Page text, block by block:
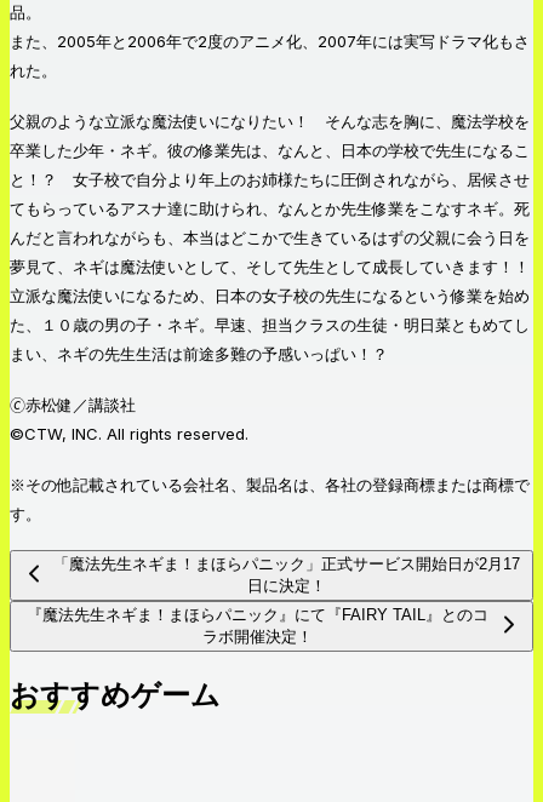
品。
また、2005年と2006年で2度のアニメ化、2007年には実写ドラマ化もさ
れた。
父親のような立派な魔法使いになりたい！ そんな志を胸に、魔法学校を
卒業した少年・ネギ。彼の修業先は、なんと、日本の学校で先生になるこ
と！？ 女子校で自分より年上のお姉様たちに圧倒されながら、居候させ
てもらっているアスナ達に助けられ、なんとか先生修業をこなすネギ。死
んだと言われながらも、本当はどこかで生きているはずの父親に会う日を
夢見て、ネギは魔法使いとして、そして先生として成長していきます！！
立派な魔法使いになるため、日本の女子校の先生になるという修業を始め
た、１０歳の男の子・ネギ。早速、担当クラスの生徒・明日菜ともめてし
まい、ネギの先生生活は前途多難の予感いっぱい！？
🄫赤松健／講談社
©CTW, INC. All rights reserved.
※その他記載されている会社名、製品名は、各社の登録商標または商標で
す。
「魔法先生ネギま！まほらパニック」正式サービス開始日が2月17
日に決定！
『魔法先生ネギま！まほらパニック』にて『FAIRY TAIL』とのコ
ラボ開催決定！
おすすめゲーム